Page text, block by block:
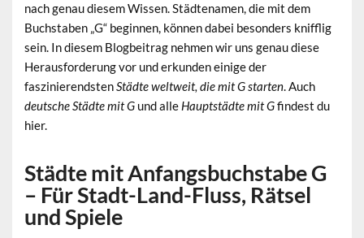
nach genau diesem Wissen. Städtenamen, die mit dem
Buchstaben „G“ beginnen, können dabei besonders knifflig
sein. In diesem Blogbeitrag nehmen wir uns genau diese
Herausforderung vor und erkunden einige der
faszinierendstenStädte weltweit, die mit G starten. Auch
deutsche Städte mit G und alle Hauptstädte mit Gfindest du
hier.
Städte mit Anfangsbuchstabe G
– Für Stadt-Land-Fluss, Rätsel
und Spiele